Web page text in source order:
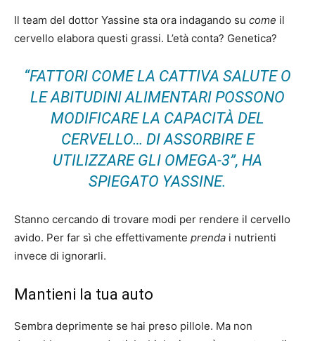
Il team del dottor Yassine sta ora indagando su come il
cervello elabora questi grassi. L’età conta? Genetica?
“FATTORI COME LA CATTIVA SALUTE O
LE ABITUDINI ALIMENTARI POSSONO
MODIFICARE LA CAPACITÀ DEL
CERVELLO… DI ASSORBIRE E
UTILIZZARE GLI OMEGA-3”, HA
SPIEGATO YASSINE.
Stanno cercando di trovare modi per rendere il cervello
avido. Per far sì che effettivamente prenda i nutrienti
invece di ignorarli.
Mantieni la tua auto
Sembra deprimente se hai preso pillole. Ma non